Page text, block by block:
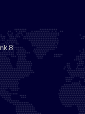
8